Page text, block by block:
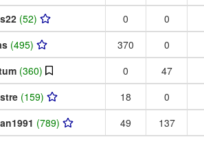
(52) 0 0
(495) 370 0
(360) 0 47
(159) 18 0
(789) 49 137